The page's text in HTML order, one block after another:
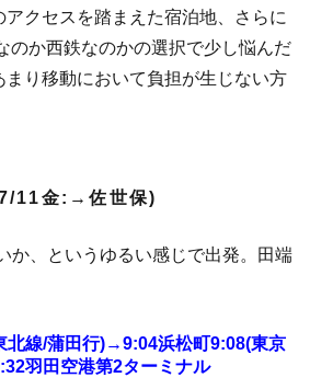
アクセスを踏まえた宿泊地、さらに
のか西鉄なのかの選択で少し悩んだ
まり移動において負担が生じない方
11金:→佐世保)
か、というゆるい感じで出発。田端
北線/蒲田行)→9:04浜松町9:08(東京
羽田空港第2ターミナル